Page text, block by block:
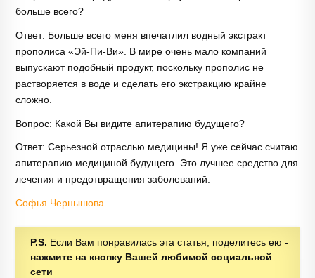
больше всего?
Ответ: Больше всего меня впечатлил водный экстракт
прополиса «Эй-Пи-Ви». В мире очень мало компаний
выпускают подобный продукт, поскольку прополис не
растворяется в воде и сделать его экстракцию крайне
сложно.
Вопрос: Какой Вы видите апитерапию будущего?
Ответ: Серьезной отраслью медицины! Я уже сейчас считаю
апитерапию медициной будущего. Это лучшее средство для
лечения и предотвращения заболеваний.
Софья Чернышова.
P.S. Если Вам понравилась эта статья, поделитесь ею -
нажмите на кнопку Вашей любимой социальной
сети